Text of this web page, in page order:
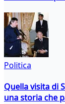
Politica
Quella visita di
una storia che